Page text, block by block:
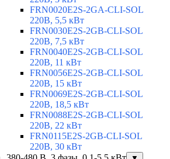
FRN0020E2S-2GA-CLI-SOL
220В, 5,5 кВт
FRN0030E2S-2GB-CLI-SOL
220В, 7,5 кВт
FRN0040E2S-2GB-CLI-SOL
220В, 11 кВт
FRN0056E2S-2GB-CLI-SOL
220В, 15 кВт
FRN0069E2S-2GB-CLI-SOL
220В, 18,5 кВт
FRN0088E2S-2GB-CLI-SOL
220В, 22 кВт
FRN0115E2S-2GB-CLI-SOL
220В, 30 кВт